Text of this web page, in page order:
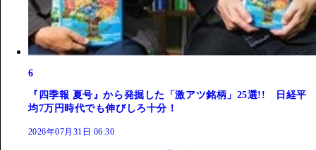
6
『四季報 夏号』から発掘した「激アツ銘柄」25選!! 日経平
均7万円時代でも伸びしろ十分！
2026年07月31日 06:30